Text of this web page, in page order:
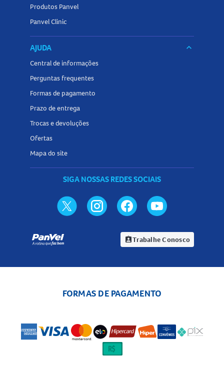
Produtos Panvel
Panvel Clinic
AJUDA keyboard_arrow_down
Central de informações
Perguntas frequentes
Formas de pagamento
Prazo de entrega
Trocas e devoluções
Ofertas
Mapa do site
SIGA NOSSAS REDES SOCIAIS
assignment_indTrabalhe Conosco
FORMAS DE PAGAMENTO